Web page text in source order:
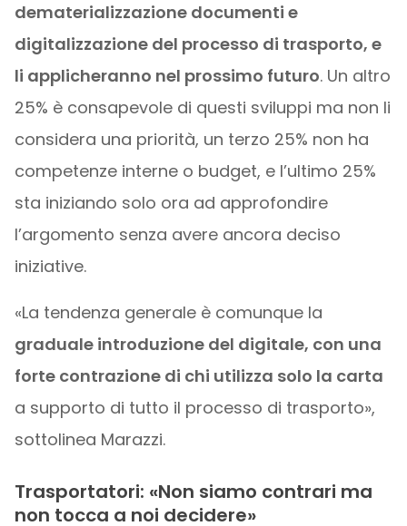
dematerializzazione documenti e
digitalizzazione del processo di trasporto, e
li applicheranno nel prossimo futuro. Un altro
25% è consapevole di questi sviluppi ma non li
considera una priorità, un terzo 25% non ha
competenze interne o budget, e l’ultimo 25%
sta iniziando solo ora ad approfondire
l’argomento senza avere ancora deciso
iniziative.
«La tendenza generale è comunque la
graduale introduzione del digitale, con una
forte contrazione di chi utilizza solo la carta
a supporto di tutto il processo di trasporto»,
sottolinea Marazzi.
Trasportatori: «Non siamo contrari ma
non tocca a noi decidere»